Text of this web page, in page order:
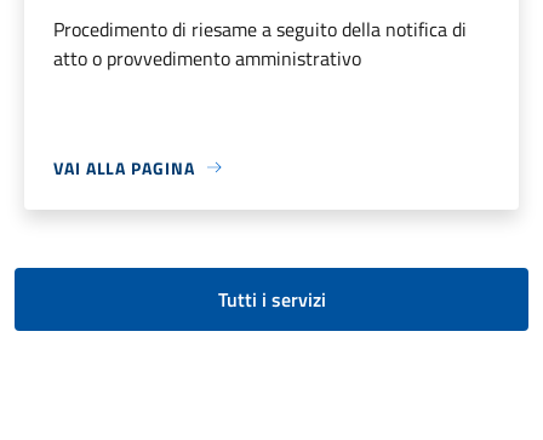
Procedimento di riesame a seguito della notifica di
atto o provvedimento amministrativo
VAI ALLA PAGINA
Tutti i servizi